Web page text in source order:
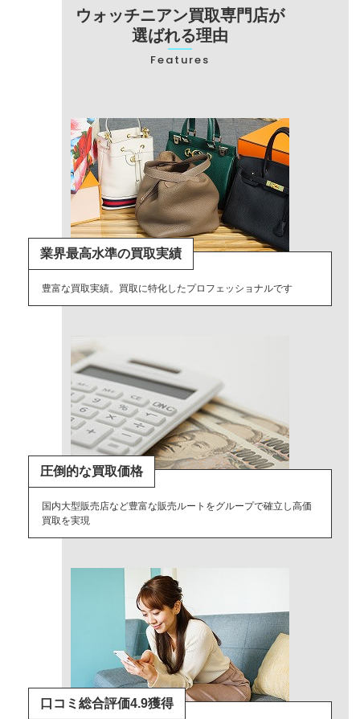
ウォッチニアン買取専門店が
選ばれる理由
Features
業界最高水準の買取実績
豊富な買取実績。買取に特化したプロフェッショナルです
圧倒的な買取価格
国内大型販売店など豊富な販売ルートをグループで確立し高価
買取を実現
口コミ総合評価4.9獲得